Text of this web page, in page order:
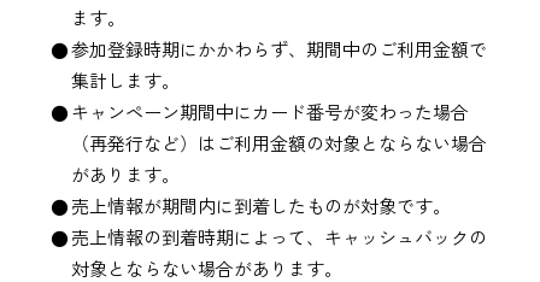
ます。
参加登録時期にかかわらず、期間中のご利用金額で
集計します。
キャンペーン期間中にカード番号が変わった場合
（再発行など）はご利用金額の対象とならない場合
があります。
売上情報が期間内に到着したものが対象です。
売上情報の到着時期によって、キャッシュバックの
対象とならない場合があります。